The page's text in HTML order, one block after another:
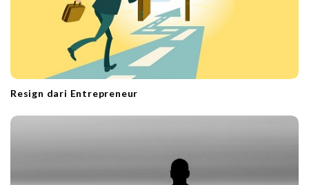
Resign dari Entrepreneur